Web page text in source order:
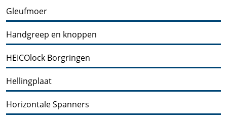
Gleufmoer
Handgreep en knoppen
HEICOlock Borgringen
Hellingplaat
Horizontale Spanners